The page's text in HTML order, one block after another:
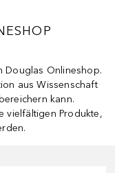
Douglas Onlineshop.
aus Wissenschaft
kann.
vielfältigen Produkte,